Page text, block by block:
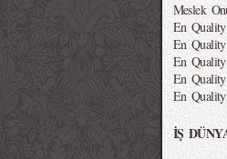
Meslek
En
En
En
En Quality
En
İŞ